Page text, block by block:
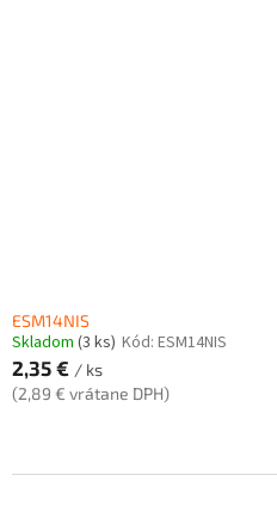
ESM14NIS
Skladom (3 ks) Kód: ESM14NIS
2,35 € / ks
(2,89 € vrátane DPH)